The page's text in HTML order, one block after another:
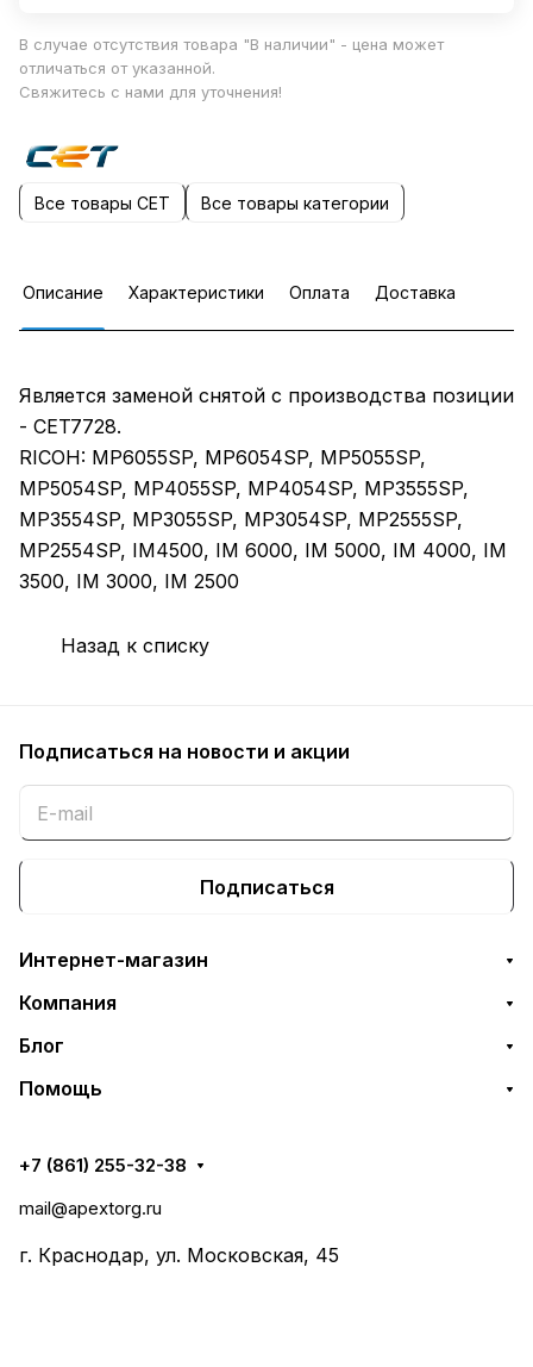
В случае отсутствия товара "В наличии" - цена может
отличаться от указанной.
Свяжитесь с нами для уточнения!
Все товары CET Все товары категории
Описание Характеристики Оплата Доставка
Является заменой снятой с производства позиции
- CET7728.
RICOH: MP6055SP, MP6054SP, MP5055SP,
MP5054SP, MP4055SP, MP4054SP, MP3555SP,
MP3554SP, MP3055SP, MP3054SP, MP2555SP,
MP2554SP, IM4500, IM 6000, IM 5000, IM 4000, IM
3500, IM 3000, IM 2500
Назад к списку
Подписаться на новости и акции
Подписаться
Интернет-магазин
Компания
Блог
Помощь
+7 (861) 255-32-38
mail@apextorg.ru
г. Краснодар, ул. Московская, 45